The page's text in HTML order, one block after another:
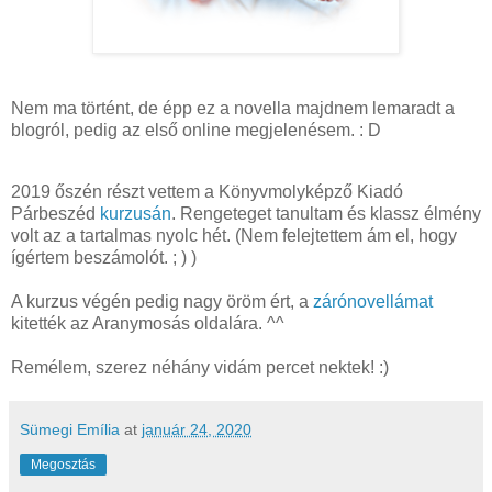
Nem ma történt, de épp ez a novella majdnem lemaradt a
blogról, pedig az első online megjelenésem. : D
2019 őszén részt vettem a Könyvmolyképző Kiadó
Párbeszéd kurzusán. Rengeteget tanultam és klassz élmény
volt az a tartalmas nyolc hét. (Nem felejtettem ám el, hogy
ígértem beszámolót. ; ) )
A kurzus végén pedig nagy öröm ért, a zárónovellámat
kitették az Aranymosás oldalára. ^^
Remélem, szerez néhány vidám percet nektek! :)
Sümegi Emília at január 24, 2020
Megosztás